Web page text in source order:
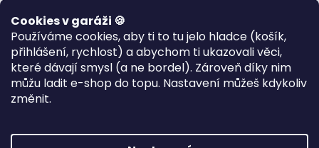
Cookies v garáži 🍪
Používáme cookies, aby ti to tu jelo hladce (košík,
přihlášení, rychlost) a abychom ti ukazovali věci,
které dávají smysl (a ne bordel). Zároveň díky nim
můžu ladit e-shop do topu. Nastavení můžeš kdykoliv
změnit.
Splnil očekávání na jedničku
Hodnocení produktu je 5 z 5 hvězdiček.
| Klára Musilová
Jsem velice spokojena, velmi kvalitni zbozi.
Vytvořil Shoptet